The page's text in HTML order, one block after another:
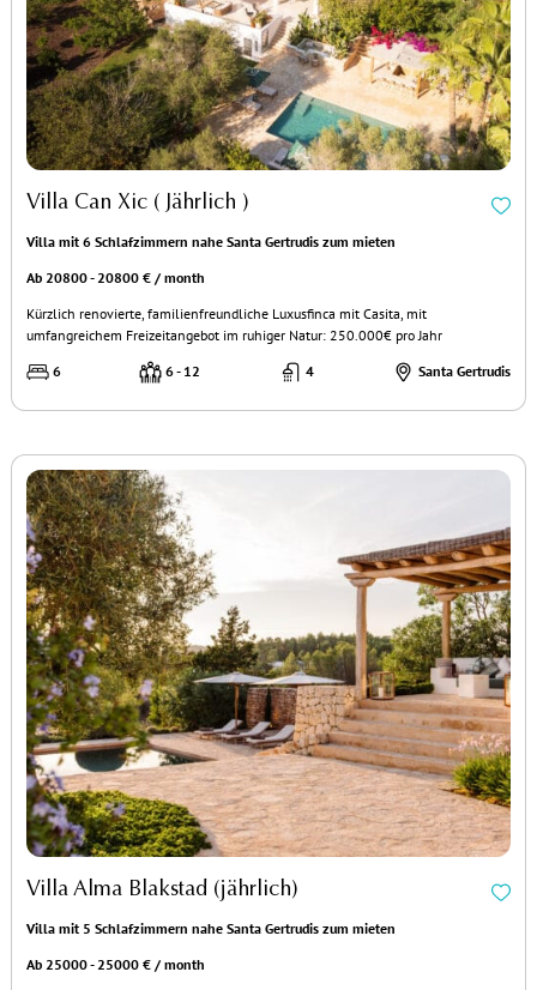
Villa Can Xic ( Jährlich )
Villa mit 6 Schlafzimmern nahe Santa Gertrudis zum mieten
Ab 20800 - 20800 € / month
Kürzlich renovierte, familienfreundliche Luxusfinca mit Casita, mit
umfangreichem Freizeitangebot im ruhiger Natur: 250.000€ pro Jahr
6
6 - 12 4 Santa Gertrudis
Villa Alma Blakstad (jährlich)
Villa mit 5 Schlafzimmern nahe Santa Gertrudis zum mieten
Ab 25000 - 25000 € / month